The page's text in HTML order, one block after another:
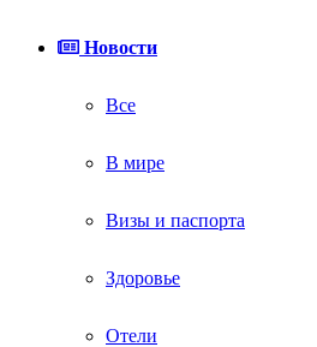
Новости
Все
В мире
Визы и паспорта
Здоровье
Отели